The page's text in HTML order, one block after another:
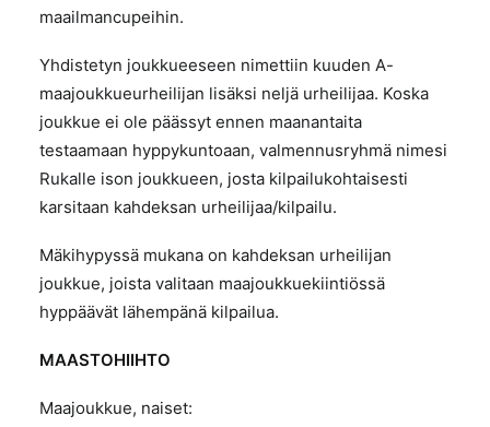
maailmancupeihin.
Yhdistetyn joukkueeseen nimettiin kuuden A-
maajoukkueurheilijan lisäksi neljä urheilijaa. Koska
joukkue ei ole päässyt ennen maanantaita
testaamaan hyppykuntoaan, valmennusryhmä nimesi
Rukalle ison joukkueen, josta kilpailukohtaisesti
karsitaan kahdeksan urheilijaa/kilpailu.
Mäkihypyssä mukana on kahdeksan urheilijan
joukkue, joista valitaan maajoukkuekiintiössä
hyppäävät lähempänä kilpailua.
MAASTOHIIHTO
Maajoukkue, naiset: